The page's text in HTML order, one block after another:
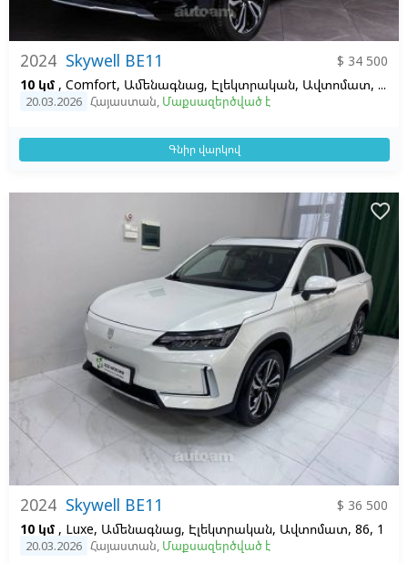
2024 Skywell BE11
$ 34 500
10 կմ , Comfort, Ամենագնաց, Էլեկտրական, Ավտոմատ, 72, 1
20.03.2026 Հայաստան, Մաքսազերծված է
Գնիր վարկով
2024 Skywell BE11
$ 36 500
10 կմ , Luxe, Ամենագնաց, Էլեկտրական, Ավտոմատ, 86, 1
20.03.2026 Հայաստան, Մաքսազերծված է
favorite_border